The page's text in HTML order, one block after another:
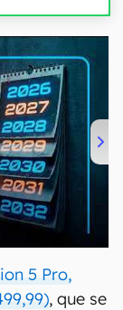
5 Pro,
, que se